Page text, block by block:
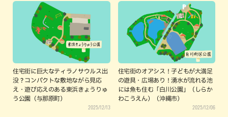
住宅街に巨大なティラノサウルス出
没？コンパクトな敷地ながら見応
え・遊び応えのある東浜きょうりゅ
う公園（与那原町）
2025/12/13
住宅街のオアシス！子どもが大満足
の遊具・広場あり！湧水が流れる池
には魚も住む「白川公園」（しらか
わこうえん）（沖縄市）
2025/12/06